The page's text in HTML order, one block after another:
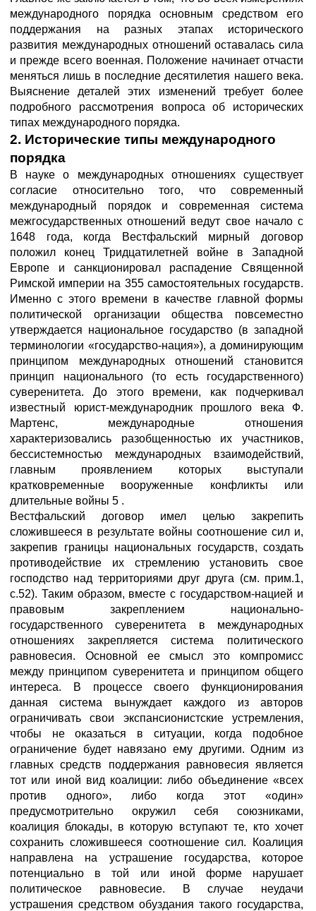
международного порядка основным средством его
поддержания на разных этапах исторического
развития международных отношений оставалась сила
и прежде всего военная. Положение начинает отчасти
меняться лишь в последние десятилетия нашего века.
Выяснение деталей этих изменений требует более
подробного рассмотрения вопроса об исторических
типах международного порядка.
2. Исторические типы международного
порядка
В науке о международных отношениях существует
согласие относительно того, что современный
международный порядок и современная система
межгосударственных отношений ведут свое начало с
1648 года, когда Вестфальский мирный договор
положил конец Тридцатилетней войне в Западной
Европе и санкционировал распадение Священной
Римской империи на 355 самостоятельных государств.
Именно с этого времени в качестве главной формы
политической организации общества повсеместно
утверждается национальное государство (в западной
терминологии «государство-нация»), а доминирующим
принципом международных отношений становится
принцип национального (то есть государственного)
суверенитета. До этого времени, как подчеркивал
известный юрист-международник прошлого века Ф.
Мартенс, международные отношения
характеризовались разобщенностью их участников,
бессистемностью международных взаимодействий,
главным проявлением которых выступали
кратковременные вооруженные конфликты или
длительные войны 5 .
Вестфальский договор имел целью закрепить
сложившееся в результате войны соотношение сил и,
закрепив границы национальных государств, создать
противодействие их стремлению установить свое
господство над территориями друг друга (см. прим.1,
с.52). Таким образом, вместе с государством-нацией и
правовым закреплением национально-
государственного суверенитета в международных
отношениях закрепляется система политического
равновесия. Основной ее смысл это компромисс
между принципом суверенитета и принципом общего
интереса. В процессе своего функционирования
данная система вынуждает каждого из авторов
ограничивать свои экспансионистские устремления,
чтобы не оказаться в ситуации, когда подобное
ограничение будет навязано ему другими. Одним из
главных средств поддержания равновесия является
тот или иной вид коалиции: либо объединение «всех
против одного», либо когда этот «один»
предусмотрительно окружил себя союзниками,
коалиция блокады, в которую вступают те, кто хочет
сохранить сложившееся соотношение сил. Коалиция
направлена на устрашение государства, которое
потенциально в той или иной форме нарушает
политическое равновесие. В случае неудачи
устрашения средством обуздания такого государства,